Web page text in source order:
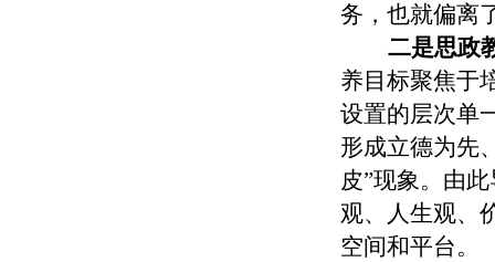
务，也就偏离
二是思政
养目标聚焦于
设置的层次单
形成立德为先
皮”现象。由
观、人生观、
空间和平台。